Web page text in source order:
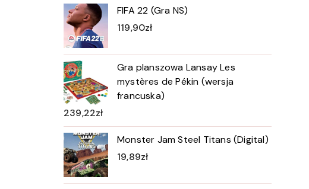
FIFA 22 (Gra NS)
119,90zł
Gra planszowa Lansay Les
mystères de Pékin (wersja
francuska)
239,22zł
Monster Jam Steel Titans (Digital)
19,89zł